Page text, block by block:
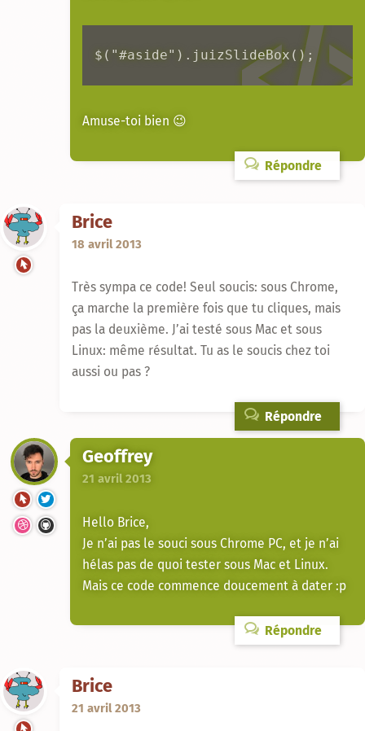
$("#aside").juizSlideBox();
Amuse-toi bien 😉
Répondre
Brice
18 avril 2013
Très sympa ce code! Seul soucis: sous Chrome,
ça marche la première fois que tu cliques, mais
pas la deuxième. J’ai testé sous Mac et sous
Linux: même résultat. Tu as le soucis chez toi
aussi ou pas ?
Répondre
Geoffrey
21 avril 2013
Hello Brice,
Je n’ai pas le souci sous Chrome PC, et je n’ai
hélas pas de quoi tester sous Mac et Linux.
Mais ce code commence doucement à dater :p
Répondre
Brice
21 avril 2013